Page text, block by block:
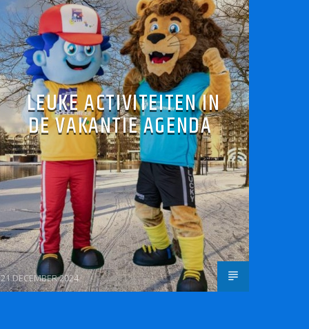
LEUKE ACTIVITEITEN IN
DE VAKANTIE AGENDA
21 DECEMBER 2024